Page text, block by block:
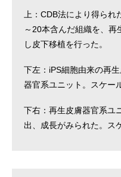
上：CDB法により得ら
～20本含んだ組織を、再
し皮下移植を行った。
下左：iPS細胞由来の再
器官系ユニット。スケー
下右：再生皮膚器官系ユ
出、成長がみられた。ス